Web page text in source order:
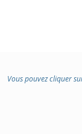
Vous pouvez cliquer